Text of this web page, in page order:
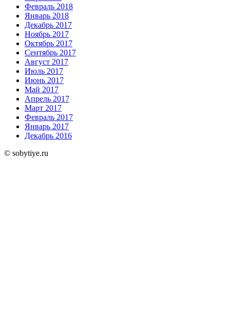
Февраль 2018
Январь 2018
Декабрь 2017
Ноябрь 2017
Октябрь 2017
Сентябрь 2017
Август 2017
Июль 2017
Июнь 2017
Май 2017
Апрель 2017
Март 2017
Февраль 2017
Январь 2017
Декабрь 2016
© sobytiye.ru